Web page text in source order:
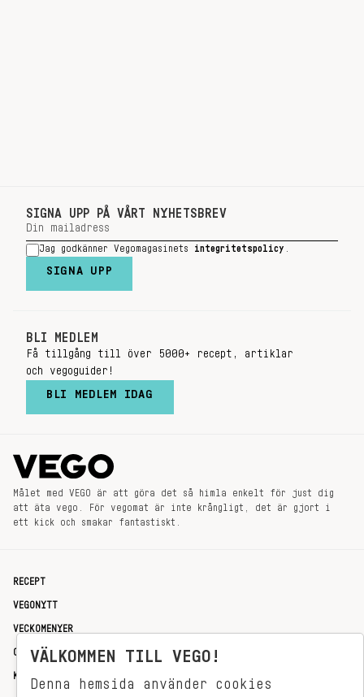
SIGNA UPP PÅ VÅRT NYHETSBREV
Jag godkänner Vegomagasinets integritetspolicy
SIGNA UPP
BLI MEDLEM
Få tillgång till över 5000+ recept, artiklar
och vegoguider!
BLI MEDLEM IDAG
Målet med VEGO är att göra det så himla enkelt för just dig
att äta vego. För vegomat är inte krångligt, det är gjort i
ett kick och smakar fantastiskt.
RECEPT
VEGONYTT
VECKOMENYER
OM OSS
KONTAKT
VÄLKOMMEN TILL VEGO!
Denna hemsida använder cookies